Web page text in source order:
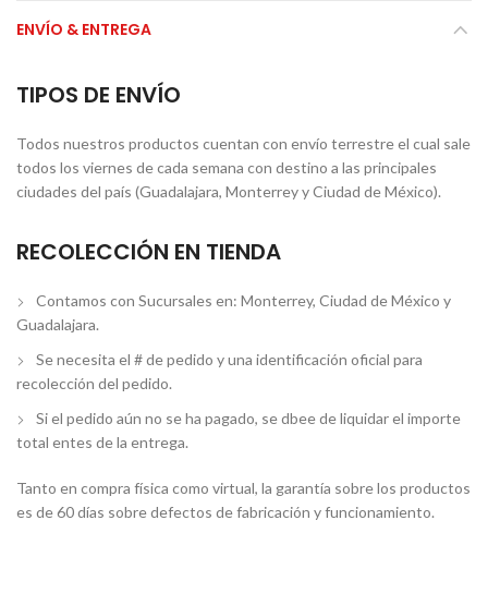
ENVÍO & ENTREGA
TIPOS DE ENVÍO
Todos nuestros productos cuentan con envío terrestre el cual sale
todos los viernes de cada semana con destino a las principales
ciudades del país (Guadalajara, Monterrey y Ciudad de México).
RECOLECCIÓN EN TIENDA
Contamos con Sucursales en: Monterrey, Ciudad de México y
Guadalajara.
Se necesita el # de pedido y una identificación oficial para
recolección del pedido.
Si el pedido aún no se ha pagado, se dbee de liquidar el importe
total entes de la entrega.
Tanto en compra física como virtual, la garantía sobre los productos
es de 60 días sobre defectos de fabricación y funcionamiento.